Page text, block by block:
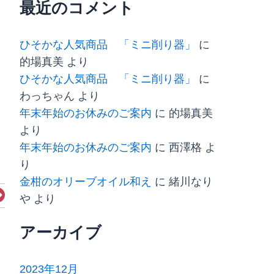
Next
最近のコメント
ひそかな人気商品 「ミニ削り器」
に
的場真美 より
ひそかな人気商品 「ミニ削り器」
に
わっちゃん より
年末年始のお休みのご案内 に 的場真美
より
年末年始のお休みのご案内 に 西澤格 よ
り
金柑のオリーブオイル和え に 緒川なり
や より
アーカイブ
2023年12月